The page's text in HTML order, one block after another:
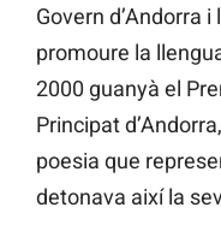
Govern d’Andorra
promoure la
2000 guanyà el
Principat
poesia que
detonava així la